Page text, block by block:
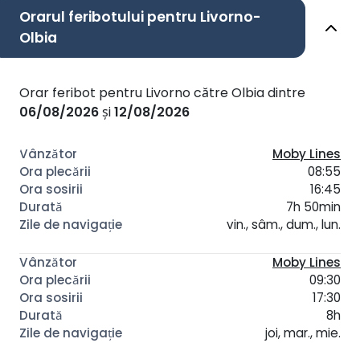
Orarul feribotului pentru Livorno-
Olbia
Orar feribot pentru Livorno către Olbia dintre
06/08/2026și12/08/2026
Moby Lines
08:55
16:45
7h 50min
vin., sâm., dum., lun.
Moby Lines
09:30
17:30
8h
joi, mar., mie.